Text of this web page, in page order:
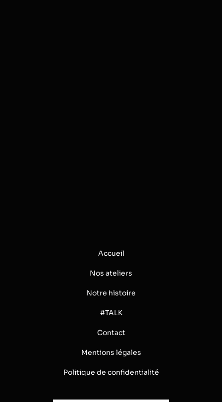
Accueil
Nos ateliers
Notre histoire
#TALK
Contact
Mentions légales
Politique de confidentialité